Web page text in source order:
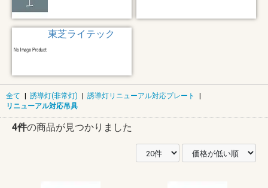
東芝ライテック
全て | 誘導灯(非常灯) | 誘導灯リニューアル対応プレート
|
リニューアル対応吊具
4件の商品が見つかりました